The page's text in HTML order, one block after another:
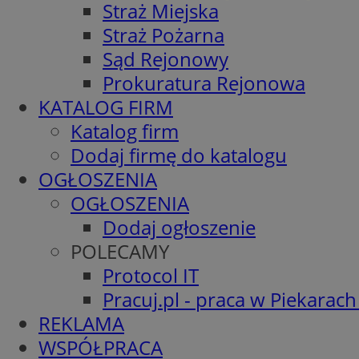
Straż Miejska
Straż Pożarna
Sąd Rejonowy
Prokuratura Rejonowa
KATALOG FIRM
Katalog firm
Dodaj firmę do katalogu
OGŁOSZENIA
OGŁOSZENIA
Dodaj ogłoszenie
POLECAMY
Protocol IT
Pracuj.pl - praca w
REKLAMA
WSPÓŁPRACA